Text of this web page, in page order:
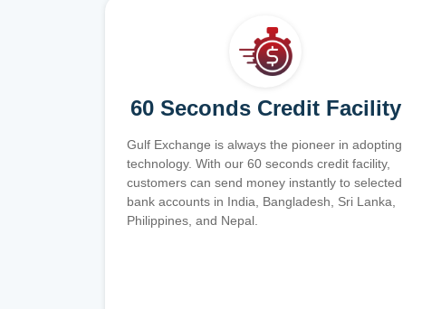
60 Seconds Credit Facility
Gulf Exchange is always the pioneer in adopting
technology. With our 60 seconds credit facility,
customers can send money instantly to selected
bank accounts in India, Bangladesh, Sri Lanka,
Philippines, and Nepal.